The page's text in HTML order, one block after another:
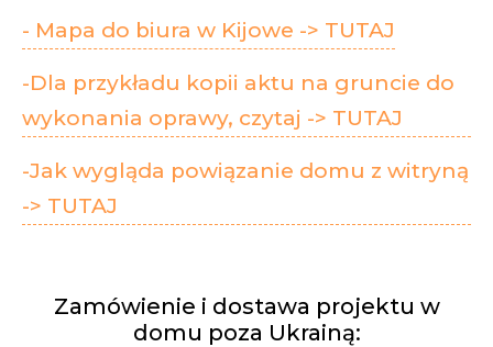
- Mapa do biura w Kijowe -> TUTAJ
-Dla przykładu kopii aktu na gruncie do
wykonania oprawy, czytaj -> TUTAJ
-Jak wygląda powiązanie domu z witryną
-> TUTAJ
Zamówienie i dostawa projektu w
domu poza Ukrainą: